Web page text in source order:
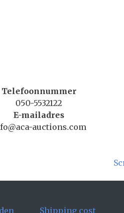
Telefoonnummer
050-5532122
E-mailadres
auctions.com
Shipping cost